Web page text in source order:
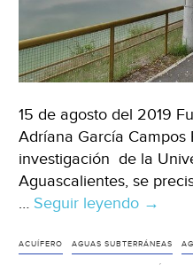
15 de agosto del 2019
Adríana García Campos
investigación de la
Aguascalientes, se
… Seguir leyendo →
ACUÍFERO AGUAS SUBTERRÁNEAS